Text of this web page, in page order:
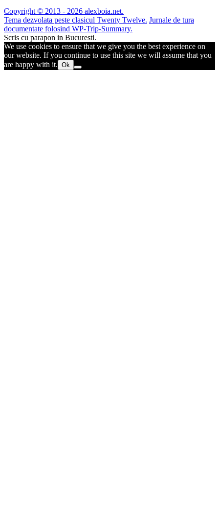
Copyright © 2013 - 2026 alexboia.net.
Tema dezvolata peste clasicul Twenty Twelve. Jurnale de tura
documentate folosind WP-Trip-Summary.
Scris cu parapon in Bucuresti.
We use cookies to ensure that we give you the best experience on
our website. If you continue to use this site we will assume that you
are happy with it. Ok